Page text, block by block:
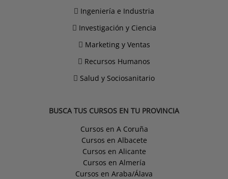
Ingeniería e Industria
Investigación y Ciencia
Marketing y Ventas
Recursos Humanos
Salud y Sociosanitario
BUSCA TUS CURSOS EN TU PROVINCIA
Cursos en A Coruña
Cursos en Albacete
Cursos en Alicante
Cursos en Almería
Cursos en Araba/Álava